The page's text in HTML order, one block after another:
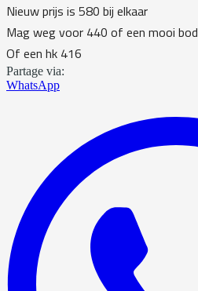
Nieuw prijs is 580 bij elkaar
Mag weg voor 440 of een mooi bod
Of een hk 416
Partage via:
WhatsApp